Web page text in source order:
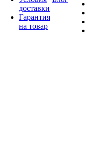
доставки
Гарантия
на товар